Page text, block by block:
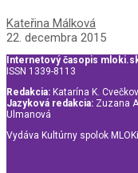
Kateřina Málková
22. decembra 2015
Internetový časopis
ISSN 1339-8113
Redakcia: Katarína K.
Jazyková redakcia: Zuzana
Ulmanová
Vydáva Kultúrny spolok